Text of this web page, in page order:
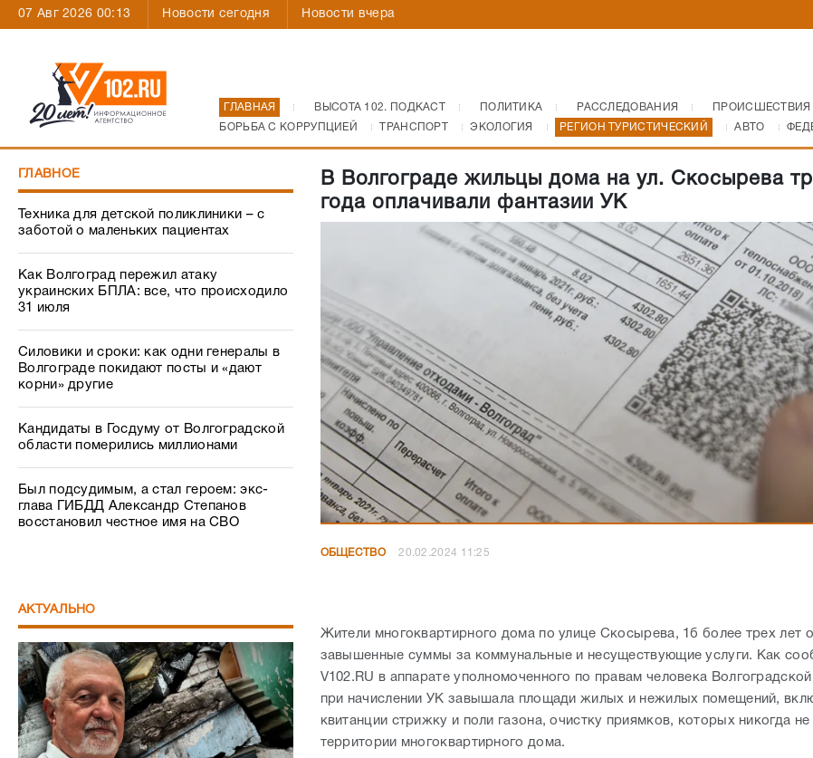
07 Авг 2026 00:13 Новости сегодня Новости вчера
ГЛАВНАЯ ВЫСОТА 102. ПОДКАСТ ПОЛИТИКА РАССЛЕДОВАНИЯ ПРОИСШЕСТВИЯ
БОРЬБА С КОРРУПЦИЕЙ
ТРАНСПОРТ ЭКОЛОГИЯ РЕГИОН ТУРИСТИЧЕСКИЙ АВТО
ГЛАВНОЕ
Техника для детской поликлиники – с
заботой о маленьких пациентах
Как Волгоград пережил атаку
украинских БПЛА: все, что происходило
31 июля
Силовики и сроки: как одни генералы в
Волгограде покидают посты и «дают
корни» другие
Кандидаты в Госдуму от Волгоградской
области померились миллионами
Был подсудимым, а стал героем: экс-
глава ГИБДД Александр Степанов
восстановил честное имя на СВО
АКТУАЛЬНО
В Волгограде жильцы дома на ул. Скосырева
года оплачивали фантазии УК
ОБЩЕСТВО 20.02.2024 11:25
Жители многоквартирного дома по улице Скосырева, 1б более трех лет
завышенные суммы за коммунальные и несуществующие услуги. Как
V102.RU в аппарате уполномоченного по правам человека
при начислении УК завышала площади жилых и нежилых помещений,
квитанции стрижку и поли газона, очистку приямков, которых никогда
территории многоквартирного дома.